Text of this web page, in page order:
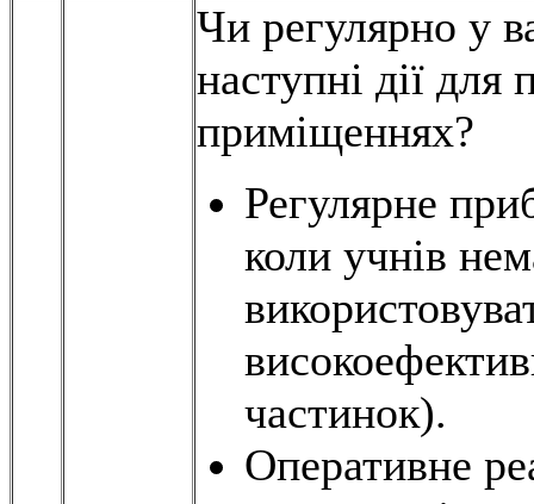
Чи регулярно у
наступні дії для
приміщеннях?
Регулярне
коли учнів
частинок).
Оперативне